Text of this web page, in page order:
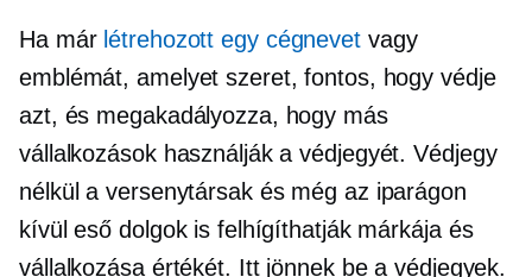
Ha már létrehozott egy cégnevetvagy
emblémát, amelyet szeret, fontos, hogy védje
azt, és megakadályozza, hogy más
vállalkozások használják a védjegyét. Védjegy
nélkül a versenytársak és még az iparágon
kívül eső dolgok is felhígíthatják márkája és
vállalkozása értékét. Itt jönnek be a védjegyek.